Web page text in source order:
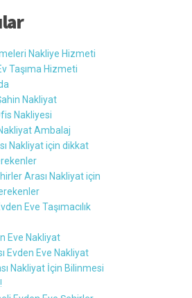
Nakliye Hizmeti
Taşıma Hizmeti
Nakliyat
Nakliyesi
Ambalaj
Nakliyat için dikkat
Arası Nakliyat için
Eve Taşımacılık
Eve Nakliyat
Evden Eve Nakliyat
Nakliyat İçin Bilinmesi